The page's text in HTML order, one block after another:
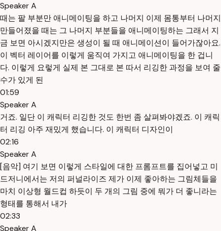
Speaker A
때는 팔 부분만 애니메이팅을 하고 나머지 이제 몸통부터 나머지
만들어졌을 때는 그 나머지 부분들을 애니메이팅하는 그래서 지
금 보면 아시겠지만은 생성이 될 때 애니메이션이 들어가잖아요.
이 벡터 레이어를 이렇게 움직여 가지고 애니메이팅을 한 겁니
다. 이렇게 요렇게 실제 본 그대로 본 따서 리깅한 과정을 보여 줄
수가 있게 된
01:59
Speaker A
거죠. 일단 이 캐릭터 리깅한 것도 한번 좀 살펴봐야겠죠. 이 캐릭
터 리깅 아주 재밌게 했습니다. 이 캐릭터 디자인이
02:16
Speaker A
[음악] 여기 보면 이렇게 스타일에 대한 프롬프트를 집어넣고 미
드저니에서는 저의 퍼널라이즈 제가 이제 좋아하는 그림체들을
마치 이상형 월드컵 하듯이 두 개의 그림 중에 뭐가 더 좋니라는
형태를 통해서 내가
02:33
Speaker A